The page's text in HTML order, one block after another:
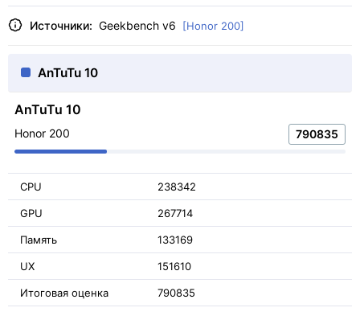
Источники: Geekbench v6 [Honor 200]
AnTuTu 10
AnTuTu 10
Honor 200 790835
CPU 238342
GPU 267714
Память 133169
UX 151610
Итоговая оценка 790835